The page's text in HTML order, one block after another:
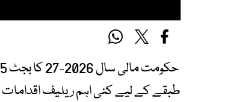
طبقے کے لیے کئی اہم ریلیف اقدامات